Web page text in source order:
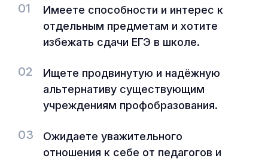
01
Имеете способности и интерес к
отдельным предметам и хотите
избежать сдачи ЕГЭ в школе.
02
Ищете продвинутую и надёжную
альтернативу существующим
учреждениям профобразования.
03
Ожидаете уважительного
отношения к себе от педагогов и